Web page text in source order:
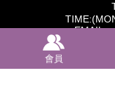
EMAIL
營
訂閱電子報
會員